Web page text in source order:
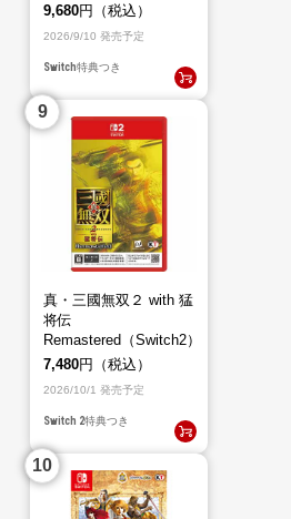
9,680円（税込）
2026/9/10 発売予定
Switch特典つき
真・三國無双２ with 猛
将伝
Remastered（Switch2）
7,480円（税込）
2026/10/1 発売予定
Switch 2特典つき